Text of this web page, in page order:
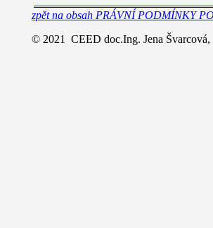
zpět na obsah PRÁVNÍ PODMÍNKY
© 2021 CEED doc.Ing. Jena Švarcová,